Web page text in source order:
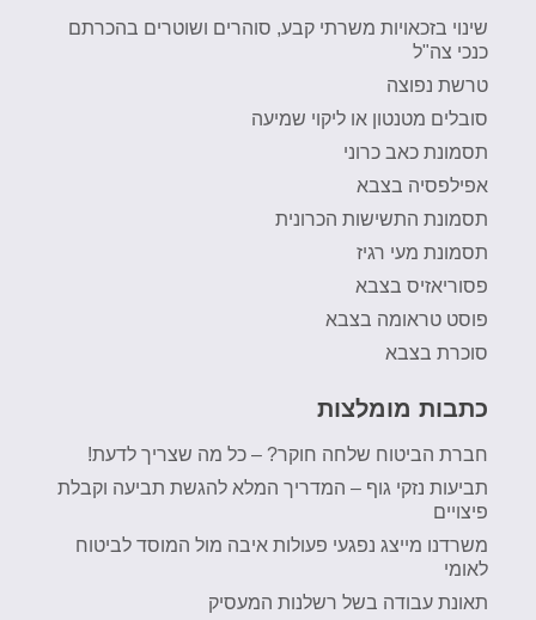
שינוי בזכאויות משרתי קבע, סוהרים ושוטרים בהכרתם
כנכי צה"ל
טרשת נפוצה
סובלים מטנטון או ליקוי שמיעה
תסמונת כאב כרוני
אפילפסיה בצבא
תסמונת התשישות הכרונית
תסמונת מעי רגיז
פסוריאזיס בצבא
פוסט טראומה בצבא
סוכרת בצבא
כתבות מומלצות
חברת הביטוח שלחה חוקר? – כל מה שצריך לדעת!
תביעות נזקי גוף – המדריך המלא להגשת תביעה וקבלת
פיצויים
משרדנו מייצג נפגעי פעולות איבה מול המוסד לביטוח
לאומי
תאונת עבודה בשל רשלנות המעסיק